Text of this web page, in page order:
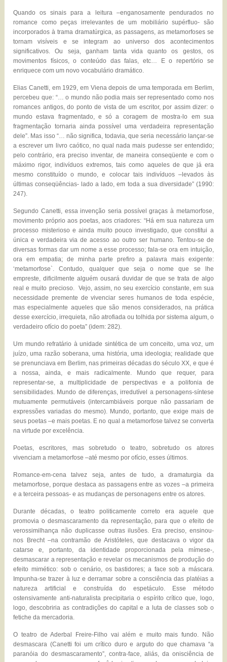
Quando os sinais para a leitura –enganosamente pendurados no
romance como peças irrelevantes de um mobiliário supérfluo- são
incorporados à trama dramatúrgica, as passagens, as metamorfoses se
tornam visíveis e se integram ao universo dos acontecimentos
significativos. Ou seja, ganham tanta vida quanto os gestos, os
movimentos físicos, o conteúdo das falas, etc… E o repertório se
enriquece com um novo vocabulário dramático.
Elias Canetti, em 1929, em Viena depois de uma temporada em Berlim,
percebeu que: “… o mundo não podia mais ser representado como nos
romances antigos, do ponto de vista de um escritor, por assim dizer: o
mundo estava fragmentado, e só a coragem de mostra-lo em sua
fragmentação tornaria ainda possível uma verdadeira representação
dele”. Mas isso “… não significa, todavia, que seria necessário lançar-se
a escrever um livro caótico, no qual nada mais pudesse ser entendido;
pelo contrário, era preciso inventar, de maneira conseqüente e com o
máximo rigor, indivíduos extremos, tais como aqueles de que já era
mesmo constituído o mundo, e colocar tais indivíduos –levados às
últimas conseqüências- lado a lado, em toda a sua diversidade” (1990:
247).
Segundo Canetti, essa invenção seria possível graças à metamorfose,
movimento próprio aos poetas, aos criadores: “Há em sua natureza um
processo misterioso e ainda muito pouco investigado, que constitui a
única e verdadeira via de acesso ao outro ser humano. Tentou-se de
diversas formas dar um nome a esse processo; fala-se ora em intuição,
ora em empatia; de minha parte prefiro a palavra mais exigente:
‘metamorfose`. Contudo, qualquer que seja o nome que se lhe
empreste, dificilmente alguém ousará duvidar de que se trata de algo
real e muito precioso. Vejo, assim, no seu exercício constante, em sua
necessidade premente de vivenciar seres humanos de toda espécie,
mas especialmente aqueles que são menos considerados, na prática
desse exercício, irrequieta, não atrofiada ou tolhida por sistema algum, o
verdadeiro ofício do poeta” (idem: 282).
Um mundo refratário à unidade sintética de um conceito, uma voz, um
juízo, uma razão soberana, uma história, uma ideologia; realidade que
se prenunciava em Berlim, nas primeiras décadas do século XX, e que é
a nossa, ainda, e mais radicalmente. Mundo que requer, para
representar-se, a multiplicidade de perspectivas e a polifonia de
sensibilidades. Mundo de diferenças, irredutível a personagens-síntese
mutuamente permutáveis (intercambiáveis porque não passariam de
expressões variadas do mesmo). Mundo, portanto, que exige mais de
seus poetas –e mais poetas. E no qual a metamorfose talvez se converta
na virtude por excelência.
Poetas, escritores, mas sobretudo o teatro, sobretudo os atores
vivenciam a metamorfose –até mesmo por ofício, esses últimos.
Romance-em-cena talvez seja, antes de tudo, a dramaturgia da
metamorfose, porque destaca as passagens entre as vozes –a primeira
e a terceira pessoas- e as mudanças de personagens entre os atores.
Durante décadas, o teatro politicamente correto era aquele que
promovia o desmascaramento da representação, para que o efeito de
verossimilhança não duplicasse outras ilusões. Era preciso, ensinou-
nos Brecht –na contramão de Aristóteles, que destacava o vigor da
catarse e, portanto, da identidade proporcionada pela mímese-,
desmascarar a representação e revelar os mecanismos de produção do
efeito mimético: sob o cenário, os bastidores; a face sob a máscara.
Impunha-se trazer à luz e derramar sobre a consciência das platéias a
natureza artificial e construída do espetáculo. Esse método
ostensivamente anti-naturalista precipitaria o espírito crítico que, logo,
logo, descobriria as contradições do capital e a luta de classes sob o
fetiche da mercadoria.
O teatro de Aderbal Freire-Filho vai além e muito mais fundo. Não
desmascara (Canetti foi um crítico duro e arguto do que chamava “a
paranóia do desmascaramento”, contra-face, aliás, da onisciência de